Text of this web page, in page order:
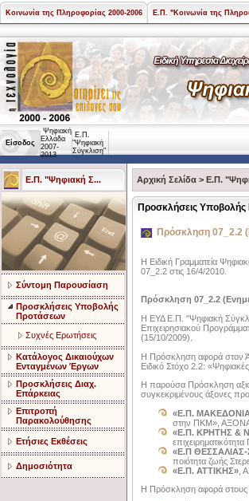
Κοινωνία της Πληροφορίας 2000-2006 Ε.Π. "Κοινωνία της
Είσοδος
Ψηφιακή
Ελλάδα
2007-
2013
Ε.Π.
"Ψηφιακή
Σύγκλιση"
Ε.Π. "Ψηφιακή Σ...
Σύντομη Παρουσίαση
Προσκλήσεις Υποβολής
Προτάσεων
Συχνές Ερωτήσεις
Κατάλογος Δικαιούχων
Ενταγμένων Έργων
Προσκλήσεις Διαχ.
Επάρκειας
Επιτροπή
Παρακολούθησης
Ετήσιες Εκθέσεις
Δημοσιότητα
Αρχική Σελίδα > Ε.Π.
Προσκλήσεις
Πρόσκληση 07_2.2
H Ειδική Γραμματεία
07_2.2 στις 16/4/2010.
Πρόσκληση 07_2.2
Η ΕΥΔ Ε.Π. "Ψηφιακή
Επιχειρησιακού
(15/10/2009).
Η Πρόσκληση αφορά στον
Ειδικό Στόχο 2.2:
Η παρούσα Πρόσκληση
συγκεκριμένους άξονες
«Ε.Π.
στην ΠΚΜ», ΑΞΟΝΑ
«Ε.Π. ΚΡΗΤΗΣ &
επιχειρηματικότητα
«Ε.Π
ποιότητα ζωής
«Ε.Π. ΑΤΤΙΚΗΣ» ,
Η Πρόσκληση αφορά στους